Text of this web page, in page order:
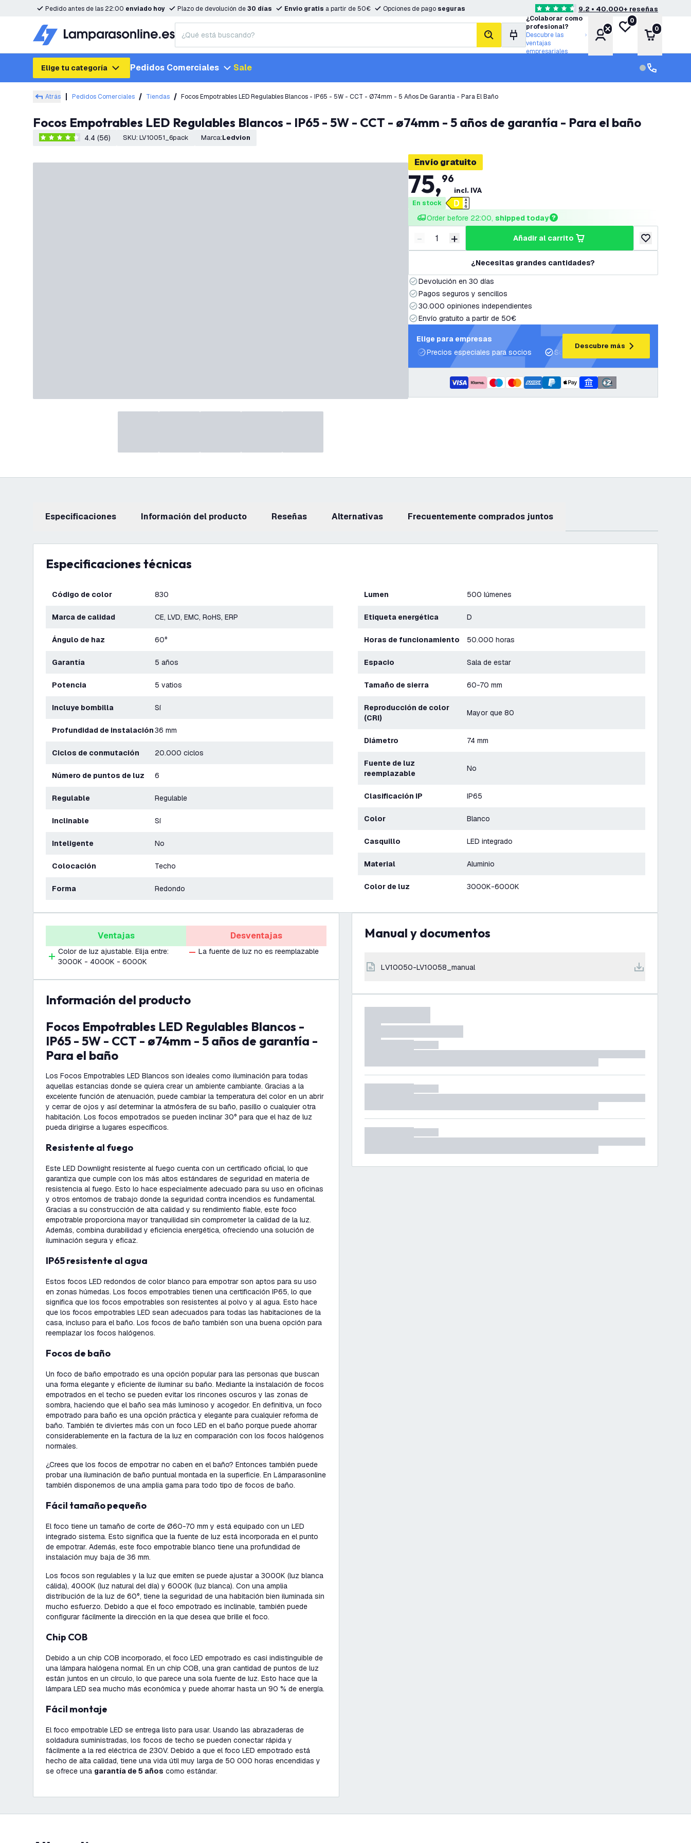
Pedido antes de las 22:00 enviado hoy Plazo de devolución de30 días Envio gratis a partir de 50€ Opciones de pago seguras 4.6 estrellas de puntuación
9.2 • 40.000+ reseñas
buscar
¿Colaborar como
profesional?
Descubre las
ventajas
empresariales
Cuenta
Mi lista de deseos
0
Carrito
0
Elige tu categoría Pedidos Comerciales Sale Servicio al
Servicio al
Atrás Pedidos Comerciales Tiendas Focos Empotrables LED Regulables Blancos - IP65 - 5W - CCT - Ø74mm - 5 Años De Garantía - Para El Baño
Focos Empotrables LED Regulables Blancos - IP65 - 5W - CCT - ø74mm - 5 años de garantía - Para el baño
4.4 estrellas de puntuación
4.4 (56) SKU: LV10051_6pack Marca: Ledvion
Envío gratuito
75,96
incl. IVA
En stock
Order before 22:00, shipped today
Disminuir cantidad
- Aumentar cantidad
+ añadir al carrito
añadir a lista
¿Necesitas grandes cantidades?
Devolución en 30 días
Pagos seguros y sencillos
30.000 opiniones independientes
Envío gratuito a partir de 50€
Elige para empresas
Precios especiales para socios
Soporte para proyectos y planes de
Descubre más
+2
Especificaciones información del producto reseñas Alternativas Frecuentemente comprados juntos
Especificaciones técnicas
Código de color 830
Marca de calidad CE, LVD, EMC, RoHS, ERP
Ángulo de haz 60°
Garantía 5 años
Potencia 5 vatios
Incluye bombilla Sí
Profundidad de instalación36 mm
Ciclos de conmutación 20.000 ciclos
Número de puntos de luz 6
Regulable Regulable
Inclinable Sí
Inteligente No
Colocación Techo
Forma Redondo
Lumen 500 lúmenes
Etiqueta energética D
Horas de funcionamiento 50.000 horas
Espacio Sala de estar
Tamaño de sierra 60-70 mm
Reproducción de color
(CRI)
Mayor que 80
Diámetro 74 mm
Fuente de luz
reemplazable
No
Clasificación IP IP65
Color Blanco
Casquillo LED integrado
Material Aluminio
Color de luz 3000K-6000K
Ventajas
Color de luz ajustable. Elija entre:
3000K - 4000K - 6000K
Desventajas
La fuente de luz no es reemplazable
información del producto
Focos Empotrables LED Regulables Blancos -
IP65 - 5W - CCT - ø74mm - 5 años de garantía -
Para el baño
Los Focos Empotrables LED Blancos son ideales como iluminación para todas
aquellas estancias donde se quiera crear un ambiente cambiante. Gracias a la
excelente función de atenuación, puede cambiar la temperatura del color en un abrir
y cerrar de ojos y así determinar la atmósfera de su baño, pasillo o cualquier otra
habitación. Los focos empotrados se pueden inclinar 30° para que el haz de luz
pueda dirigirse a lugares específicos.
Resistente al fuego
Este LED Downlight resistente al fuego cuenta con un certificado oficial, lo que
garantiza que cumple con los más altos estándares de seguridad en materia de
resistencia al fuego. Esto lo hace especialmente adecuado para su uso en oficinas
y otros entornos de trabajo donde la seguridad contra incendios es fundamental.
Gracias a su construcción de alta calidad y su rendimiento fiable, este foco
empotrable proporciona mayor tranquilidad sin comprometer la calidad de la luz.
Además, combina durabilidad y eficiencia energética, ofreciendo una solución de
iluminación segura y eficaz.
IP65 resistente al agua
Estos focos LED redondos de color blanco para empotrar son aptos para su uso
en zonas húmedas. Los focos empotrables tienen una certificación IP65, lo que
significa que los focos empotrables son resistentes al polvo y al agua. Esto hace
que los focos empotrables LED sean adecuados para todas las habitaciones de la
casa, incluso para el baño. Los focos de baño también son una buena opción para
reemplazar los focos halógenos.
Focos de baño
Un foco de baño empotrado es una opción popular para las personas que buscan
una forma elegante y eficiente de iluminar su baño. Mediante la instalación de focos
empotrados en el techo se pueden evitar los rincones oscuros y las zonas de
sombra, haciendo que el baño sea más luminoso y acogedor. En definitiva, un foco
empotrado para baño es una opción práctica y elegante para cualquier reforma de
baño. También te diviertes más con un foco LED en el baño porque puede ahorrar
considerablemente en la factura de la luz en comparación con los focos halógenos
normales.
¿Crees que los focos de empotrar no caben en el baño? Entonces también puede
probar una iluminación de baño puntual montada en la superficie. En Lámparasonline
también disponemos de una amplia gama para todo tipo de focos de baño.
Fácil tamaño pequeño
El foco tiene un tamaño de corte de Ø60-70 mm y está equipado con un LED
integrado sistema. Esto significa que la fuente de luz está incorporada en el punto
de empotrar. Además, este foco empotrable blanco tiene una profundidad de
instalación muy baja de 36 mm.
Los focos son regulables y la luz que emiten se puede ajustar a 3000K (luz blanca
cálida), 4000K (luz natural del día) y 6000K (luz blanca). Con una amplia
distribución de la luz de 60°, tiene la seguridad de una habitación bien iluminada sin
mucho esfuerzo. Debido a que el foco empotrado es inclinable, también puede
configurar fácilmente la dirección en la que desea que brille el foco.
chip COB
Debido a un chip COB incorporado, el foco LED empotrado es casi indistinguible de
una lámpara halógena normal. En un chip COB, una gran cantidad de puntos de luz
están juntos en un círculo, lo que parece una sola fuente de luz. Esto hace que la
lámpara LED sea mucho más económica y puede ahorrar hasta un 90 % de energía.
Fácil montaje
El foco empotrable LED se entrega listo para usar. Usando las abrazaderas de
soldadura suministradas, los focos de techo se pueden conectar rápida y
fácilmente a la red eléctrica de 230V. Debido a que el foco LED empotrado está
hecho de alta calidad, tiene una vida útil muy larga de 50 000 horas encendidas y
se ofrece una garantía de 5 años como estándar.
Manual y documentos
LV10050-LV10058_manual